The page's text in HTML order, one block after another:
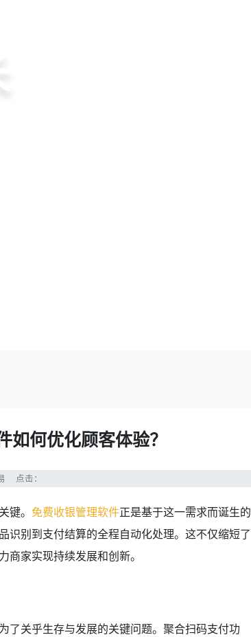
何优化顾客体验？
点击：
键。 免费收银管理软件正是基于这一需求而诞生的
识别到支付结算的全程自动化处理。这不仅缩短了
家实现持续发展和创新。
了关乎生存与发展的关键问题。聚合扫码支付功